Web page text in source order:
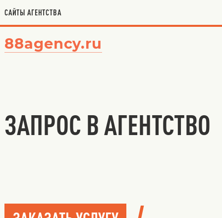
САЙТЫ АГЕНТСТВА
88agency.ru
ЗАПРОС В АГЕНТСТВО